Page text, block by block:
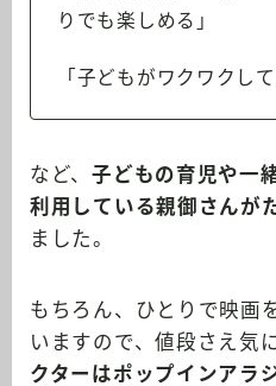
りでも楽しめる」
「子どもがワクワクして
など、子どもの育児や一
利用している親御さんが
ました。
もちろん、ひとりで映画
いますので、値段さえ気
クターはポップインアラ